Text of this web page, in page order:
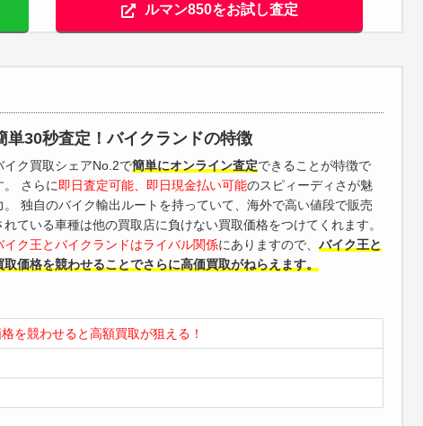
ルマン850をお試し査定
単30秒査定！バイクランドの特徴
イク買取シェアNo.2で簡単にオンライン査定できることが特徴で
。 さらに 即日査定可能、即日現金払い可能のスピィーディさが魅
。 独自のバイク輸出ルートを持っていて、海外で高い値段で販売
れている車種は他の買取店に負けない買取価格をつけてくれます。
イク王とバイクランドはライバル関係にありますので、 バイク王と
取価格を競わせることでさらに高価買取がねらえます。
を競わせると高額買取が狙える！